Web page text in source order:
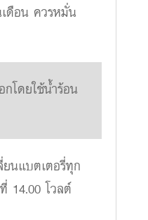
ดือน ควรหมั่น
โดยใช้น้ำร้อน
ยนแบตเตอรี่ทุก
14.00 โวลต์